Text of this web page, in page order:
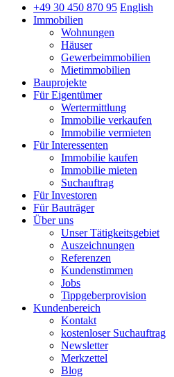
+49 30 450 870 95 English
Immobilien
Wohnungen
Häuser
Gewerbeimmobilien
Mietimmobilien
Bauprojekte
Für Eigentümer
Wertermittlung
Immobilie verkaufen
Immobilie vermieten
Für Interessenten
Immobilie kaufen
Immobilie mieten
Suchauftrag
Für Investoren
Für Bauträger
Über uns
Unser Tätigkeitsgebiet
Auszeichnungen
Referenzen
Kundenstimmen
Jobs
Tippgeberprovision
Kundenbereich
Kontakt
kostenloser Suchauftrag
Newsletter
Merkzettel
Blog